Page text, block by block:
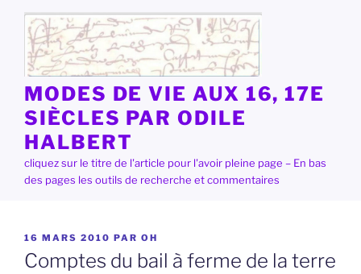
contenu
principal
MODES DE VIE AUX 16, 17E
SIÈCLES PAR ODILE
HALBERT
cliquez sur le titre de l'article pour l'avoir pleine page – En bas
des pages les outils de recherche et commentaires
PUBLIÉ
LE
16 MARS 2010 PAR OH
Comptes du bail à ferme de la terre